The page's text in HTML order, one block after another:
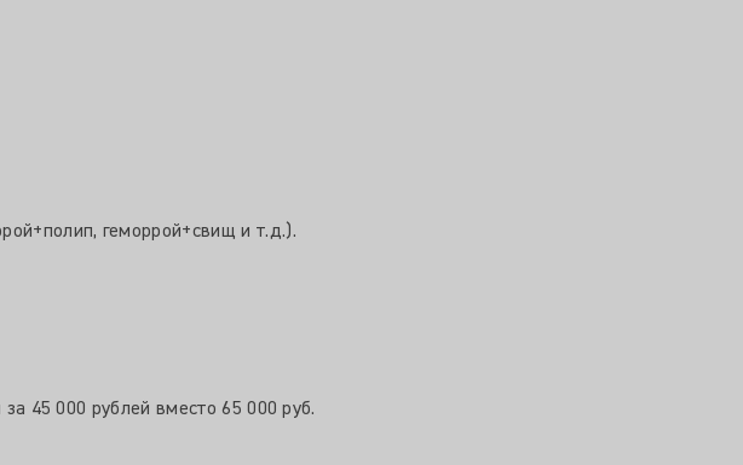
геморрой+свищ и т.д.).
45 000 рублей вместо 65 000 руб.